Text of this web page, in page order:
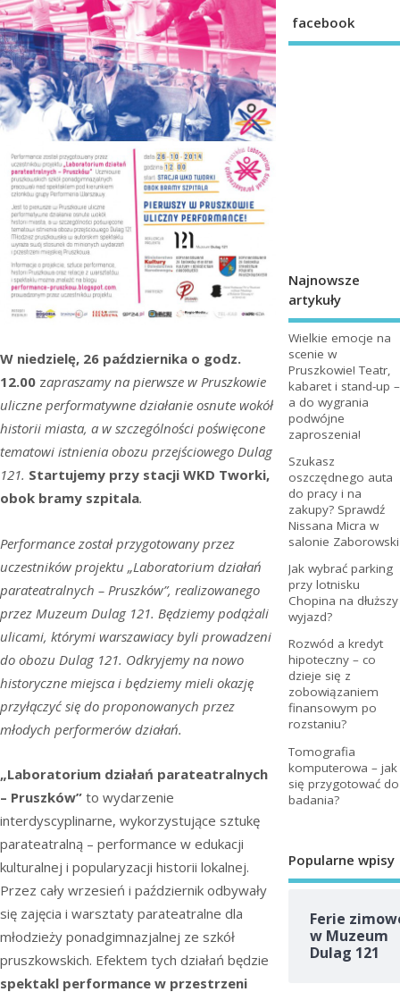
W niedzielę, 26 października o godz.
12.00 zapraszamy na pierwsze w Pruszkowie
uliczne performatywne działanie osnute wokół
historii miasta, a w szczególności poświęcone
tematowi istnienia obozu przejściowego Dulag
121. Startujemy przy stacji WKD Tworki,
obok bramy szpitala.
Performance został przygotowany przez
uczestników projektu „Laboratorium działań
parateatralnych – Pruszków”, realizowanego
przez Muzeum Dulag 121. Będziemy podążali
ulicami, którymi warszawiacy byli prowadzeni
do obozu Dulag 121. Odkryjemy na nowo
historyczne miejsca i będziemy mieli okazję
przyłączyć się do proponowanych przez
młodych performerów działań.
„Laboratorium działań parateatralnych
– Pruszków” to wydarzenie
interdyscyplinarne, wykorzystujące sztukę
parateatralną – performance w edukacji
kulturalnej i popularyzacji historii lokalnej.
Przez cały wrzesień i październik odbywały
się zajęcia i warsztaty parateatralne dla
młodzieży ponadgimnazjalnej ze szkół
pruszkowskich. Efektem tych działań będzie
spektakl performance w przestrzeni
facebook
Najnowsze
artykuły
Wielkie emocje na
scenie w
Pruszkowie! Teatr,
kabaret i stand-up –
a do wygrania
podwójne
zaproszenia!
Szukasz
oszczędnego auta
do pracy i na
zakupy? Sprawdź
Nissana Micra w
salonie Zaborowski
Jak wybrać parking
przy lotnisku
Chopina na dłuższy
wyjazd?
Rozwód a kredyt
hipoteczny – co
dzieje się z
zobowiązaniem
finansowym po
rozstaniu?
Tomografia
komputerowa – jak
się przygotować do
badania?
Popularne wpisy
Ferie
w Muzeum
Dulag 121